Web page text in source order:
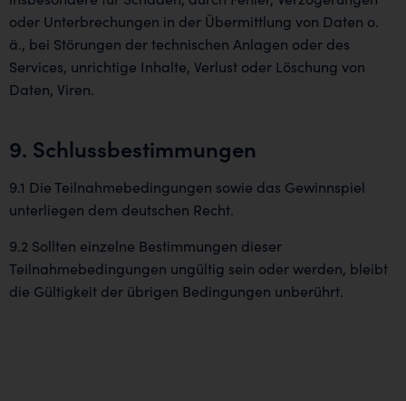
oder Unterbrechungen in der Übermittlung von Daten o.
ä., bei Störungen der technischen Anlagen oder des
Services, unrichtige Inhalte, Verlust oder Löschung von
Daten, Viren.
9. Schlussbestimmungen
9.1 Die Teilnahmebedingungen sowie das Gewinnspiel
unterliegen dem deutschen Recht.
9.2 Sollten einzelne Bestimmungen dieser
Teilnahmebedingungen ungültig sein oder werden, bleibt
die Gültigkeit der übrigen Bedingungen unberührt.